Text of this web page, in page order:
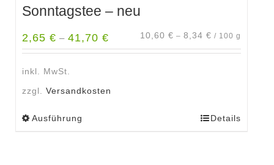
Sonntagstee – neu
2,65 € – 41,70 € 10,60 € – 8,34 € / 100 g
inkl. MwSt.
zzgl. Versandkosten
Ausführung Details